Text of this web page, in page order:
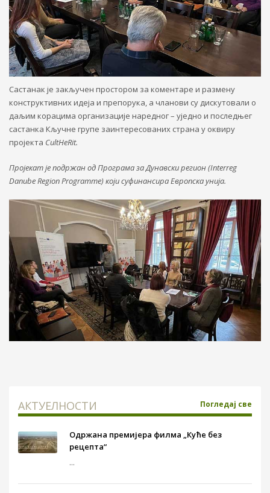
Састанак је закључен простором за коментаре и размену
конструктивних идеја и препорука, а чланови су дискутовали о
даљим корацима организације наредног – уједно и последњег
састанка Кључне групе заинтересованих страна у оквиру
пројекта CultHeRit.
Пројекат je подржан од Програма за Дунавски регион (Interreg
Danube Region Programme) који суфинансира Европска унија.
АКТУЕЛНОСТИ Погледај све
Одржана премијера филма „Куће без
рецепта“
...